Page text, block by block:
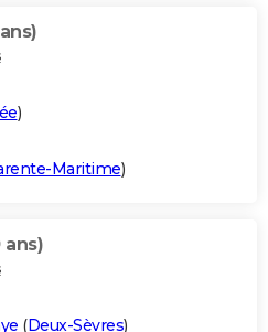
)
Maritime)
ans)
(Deux-Sèvres)